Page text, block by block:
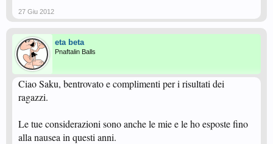
27 Giu 2012
eta beta
Pnaftalin Balls
Ciao Saku, bentrovato e complimenti per i risultati dei
ragazzi.
Le tue considerazioni sono anche le mie e le ho esposte fino
alla nausea in questi anni.